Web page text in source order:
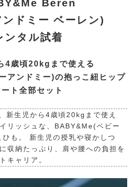
Beren
ドミー ベーレン)
ンタル試着
4歳頃20kgまで使える
アンドミー)の抱っこ紐ヒップ
ート全部セット
新生児から4歳頃20kgまで使え
リッシュな、BABY&Me(ベビー
も。 新生児の授乳や寝かしつ
収納たっぷり、肩や腰への負担を
キャリア。